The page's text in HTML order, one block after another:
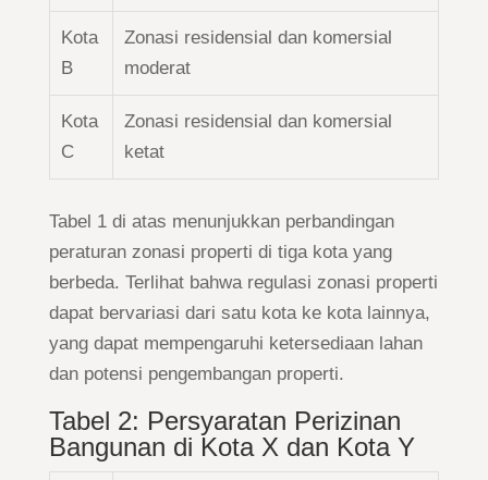
Kota
B
Zonasi residensial dan komersial
moderat
Kota
C
Zonasi residensial dan komersial
ketat
Tabel 1 di atas menunjukkan perbandingan
peraturan zonasi properti di tiga kota yang
berbeda. Terlihat bahwa regulasi zonasi properti
dapat bervariasi dari satu kota ke kota lainnya,
yang dapat mempengaruhi ketersediaan lahan
dan potensi pengembangan properti.
Tabel 2: Persyaratan Perizinan
Bangunan di Kota X dan Kota Y